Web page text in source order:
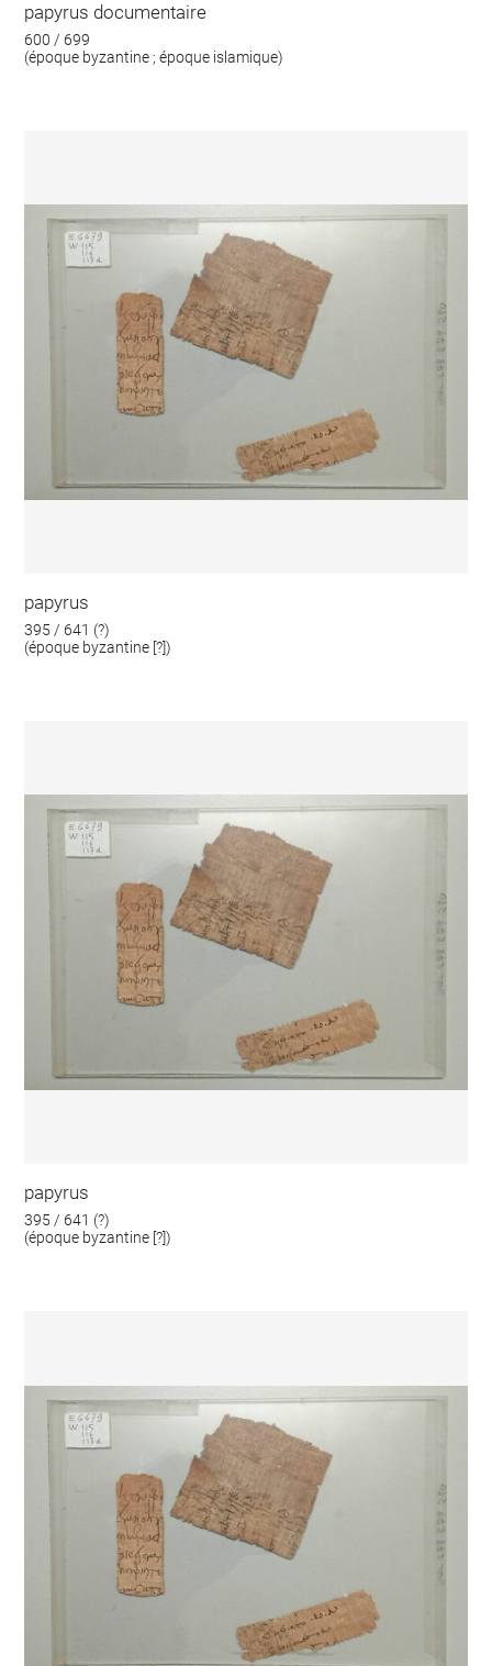
papyrus documentaire
600 / 699
(époque byzantine ; époque islamique)
papyrus
395 / 641 (?)
(époque byzantine [?])
papyrus
395 / 641 (?)
(époque byzantine [?])